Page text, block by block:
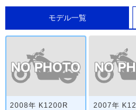
モデル一覧
2008年 K1200R 2007年